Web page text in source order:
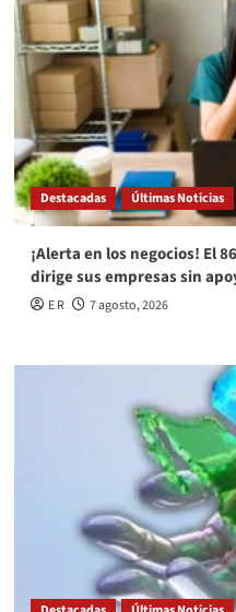
Destacadas Últimas Noticias
¡Alerta en los negocios! El
dirige sus empresas sin
E R 7 agosto, 2026